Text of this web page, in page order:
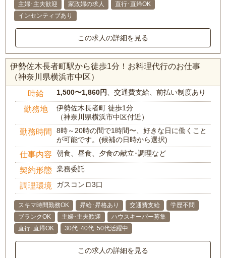
主婦･主夫歓迎
家政婦の求人
直行･直帰OK
インセンティブあり
この求人の詳細を見る
伊勢佐木長者町駅から徒歩1分！お料理代行のお仕事
（神奈川県横浜市中区）
時給 1,500〜1,860円 、交通費支給、前払い制度あり
勤務地
伊勢佐木長者町 徒歩1分
（神奈川県横浜市中区付近）
勤務時間
8時～20時の間で1時間〜、好きな日に働くこと
が可能です。(候補の日時から選択)
仕事内容 朝食、昼食、夕食の献立･調理など
契約形態 業務委託
調理環境 ガスコンロ3口
スキマ時間勤務OK 昇給･昇格あり 交通費支給
学歴不問
ブランクOK
主婦･主夫歓迎
ハウスキーパー募集
直行･直帰OK
30代･40代･50代活躍中
この求人の詳細を見る